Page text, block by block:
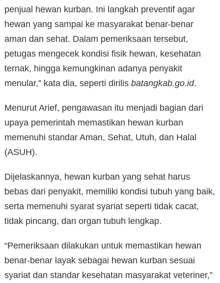
penjual hewan kurban. Ini langkah preventif agar
hewan yang sampai ke masyarakat benar-benar
aman dan sehat. Dalam pemeriksaan tersebut,
petugas mengecek kondisi fisik hewan, kesehatan
ternak, hingga kemungkinan adanya penyakit
menular,” kata dia, seperti dirilis batangkab.go.id.
Menurut Arief, pengawasan itu menjadi bagian dari
upaya pemerintah memastikan hewan kurban
memenuhi standar Aman, Sehat, Utuh, dan Halal
(ASUH).
Dijelaskannya, hewan kurban yang sehat harus
bebas dari penyakit, memiliki kondisi tubuh yang baik,
serta memenuhi syarat syariat seperti tidak cacat,
tidak pincang, dan organ tubuh lengkap.
“Pemeriksaan dilakukan untuk memastikan hewan
benar-benar layak sebagai hewan kurban sesuai
syariat dan standar kesehatan masyarakat veteriner,”